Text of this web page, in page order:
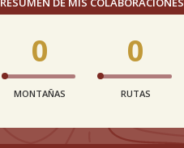
0
MONTAÑAS
0
RUTAS